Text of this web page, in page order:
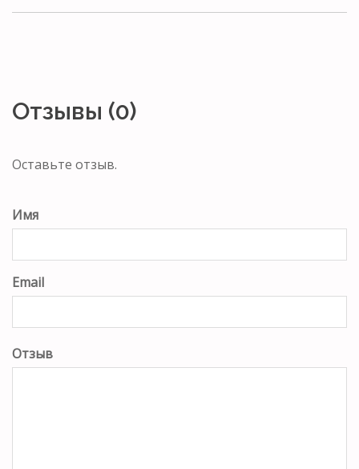
Отзывы (0)
Оставьте отзыв.
Имя
Email
Отзыв